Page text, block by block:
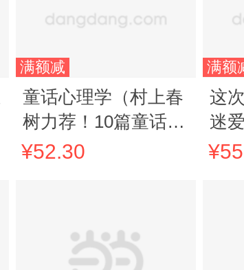
满额减
童话心理学（村上春
树力荐！10篇童话，
解10个人生课题，童
¥52.30
满额
这
迷
（